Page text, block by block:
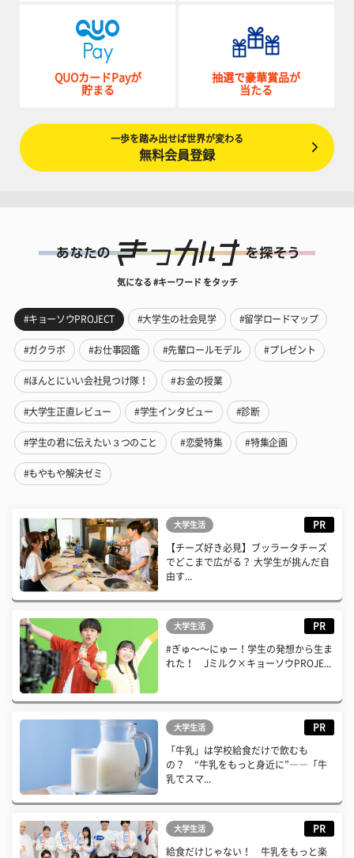
QUOカードPayが
貯まる
抽選で豪華賞品が
当たる
一歩を踏み出せば世界が変わる
無料会員登録
気になる #キーワード をタッチ
#キョーソウPROJECT #大学生の社会見学 #留学ロードマップ
#ガクラボ #お仕事図鑑 #先輩ロールモデル #プレゼント
#ほんとにいい会社見つけ隊！ #お金の授業
#大学生正直レビュー #学生インタビュー #診断
#学生の君に伝えたい３つのこと #恋愛特集 #特集企画
#もやもや解決ゼミ
大学生活 PR
【チーズ好き必見】ブッラータチーズ
でどこまで広がる？ 大学生が挑んだ自
由す...
大学生活 PR
#ぎゅ〜〜にゅー！学生の発想から生ま
れた！ Jミルク×キョーソウPROJE...
大学生活 PR
「牛乳」は学校給食だけで飲むも
の？ “牛乳をもっと身近に”――「牛
乳でスマ...
大学生活 PR
給食だけじゃない！ 牛乳をもっと楽